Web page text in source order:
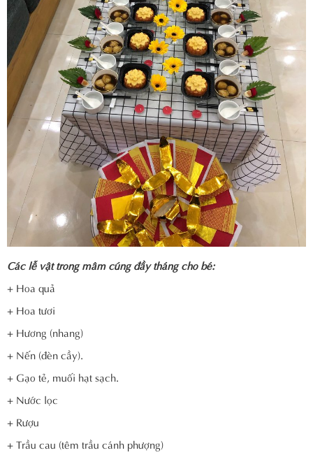
Các lễ vật trong mâm cúng đầy tháng cho bé:
+ Hoa quả
+ Hoa tươi
+ Hương (nhang)
+ Nến (đèn cầy).
+ Gạo tẻ, muối hạt sạch.
+ Nước lọc
+ Rượu
+ Trầu cau (têm trầu cánh phượng)